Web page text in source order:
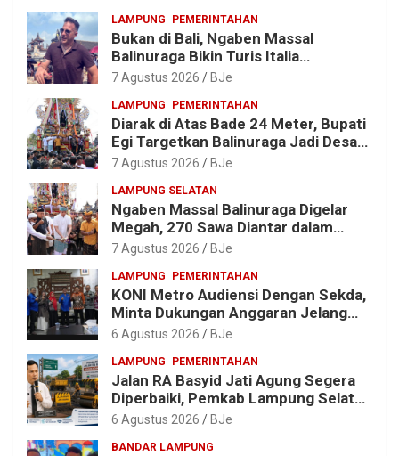
LAMPUNG PEMERINTAHAN
Bukan di Bali, Ngaben Massal
Balinuraga Bikin Turis Italia
Terpukau, Puluhan Ribu Orang Ikut
7 Agustus 2026 BJe
LAMPUNG PEMERINTAHAN
Diarak di Atas Bade 24 Meter, Bupati
Egi Targetkan Balinuraga Jadi Desa
Wisata Budaya 2027
7 Agustus 2026 BJe
LAMPUNG SELATAN
Ngaben Massal Balinuraga Digelar
Megah, 270 Sawa Diantar dalam
Tradisi Suci yang Gerakkan Ekonomi
7 Agustus 2026 BJe
LAMPUNG PEMERINTAHAN
KONI Metro Audiensi Dengan Sekda,
Minta Dukungan Anggaran Jelang
Porprov X Lampung
6 Agustus 2026 BJe
LAMPUNG PEMERINTAHAN
Jalan RA Basyid Jati Agung Segera
Diperbaiki, Pemkab Lampung Selatan
Alokasikan Rp1,13 Miliar
6 Agustus 2026 BJe
BANDAR LAMPUNG